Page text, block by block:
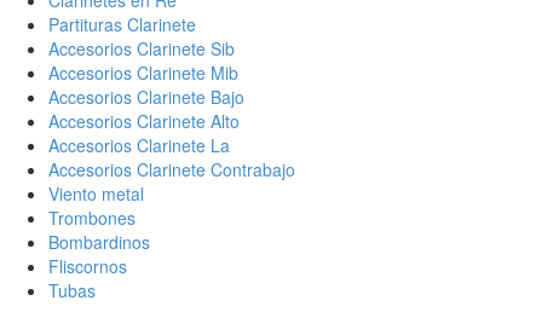
Partituras Clarinete
Accesorios Clarinete Sib
Accesorios Clarinete Mib
Accesorios Clarinete Bajo
Accesorios Clarinete Alto
Accesorios Clarinete La
Accesorios Clarinete Contrabajo
Viento metal
Trombones
Bombardinos
Fliscornos
Tubas